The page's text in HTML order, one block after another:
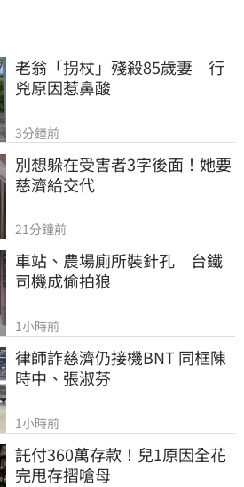
老翁「拐杖」殘殺85歲妻　行
兇原因惹鼻酸
3分鐘前
別想躲在受害者3字後面！她要
慈濟給交代
21分鐘前
車站、農場廁所裝針孔　台鐵
司機成偷拍狼
1小時前
律師詐慈濟仍接機BNT 同框陳
時中、張淑芬
1小時前
託付360萬存款！兒1原因全花
完甩存摺嗆母